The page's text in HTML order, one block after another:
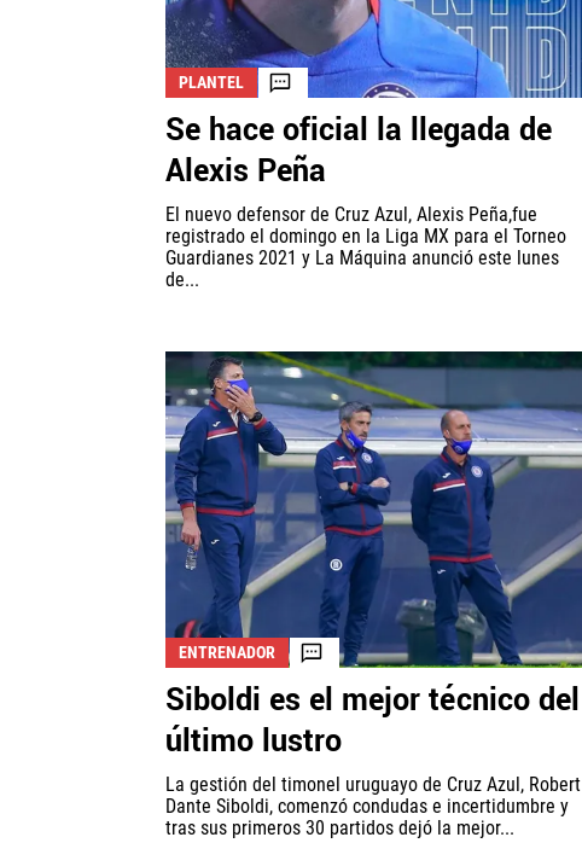
PLANTEL
Se hace oficial la llegada de
Alexis Peña
El nuevo defensor de Cruz Azul, Alexis Peña,fue
registrado el domingo en la Liga MX para el Torneo
Guardianes 2021 y La Máquina anunció este lunes
de...
ENTRENADOR
Siboldi es el mejor técnico del
último lustro
La gestión del timonel uruguayo de Cruz Azul, Robert
Dante Siboldi, comenzó condudas e incertidumbre y
tras sus primeros 30 partidos dejó la mejor...